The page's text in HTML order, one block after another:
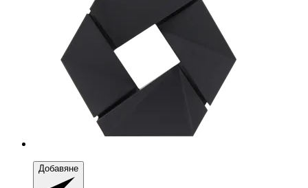
Добавяне